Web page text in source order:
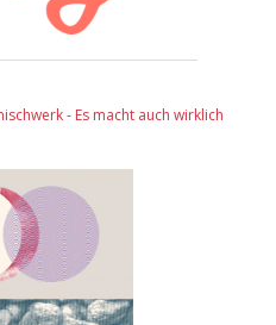
- Es macht auch wirklich